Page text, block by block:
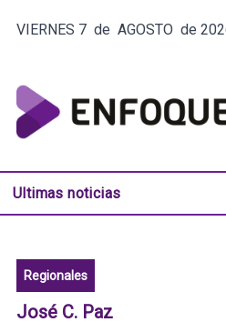
VIERNES 7 de AGOSTO de
Ultimas noticias
Regionales
José C. Paz